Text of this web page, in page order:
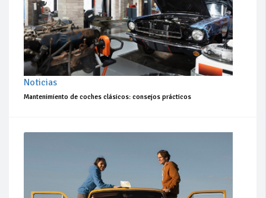
Noticias
Mantenimiento de coches clásicos: consejos prácticos